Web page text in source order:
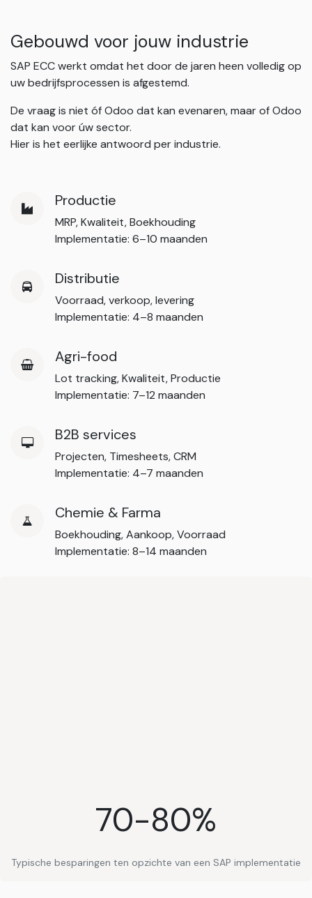
Gebouwd voor jouw industrie
SAP ECC werkt omdat het door de jaren heen volledig op
uw bedrijfsprocessen is afgestemd.
De vraag is niet óf Odoo dat kan evenaren, maar of Odoo
dat kan voor úw sector.
Hier is het eerlijke antwoord per industrie.
Productie
MRP, Kwaliteit, Boekhouding
Implementatie: 6–10 maanden
Distributie
Voorraad, verkoop, levering
Implementatie: 4–8 maanden
Agri-food
Lot tracking, Kwaliteit, Productie
Implementatie: 7–12 maanden
B2B services
Projecten, Timesheets, CRM
Implementatie: 4–7 maanden
Chemie & Farma
Boekhouding, Aankoop, Voorraad
Implementatie: 8–14 maanden
70-80%
Typische besparingen ten opzichte van een SAP implementatie